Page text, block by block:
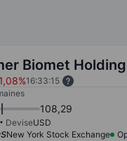
Biomet
16:33:15
108,29
DeviseUSD
New York Stock Exchange